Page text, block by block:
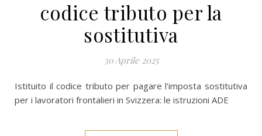
codice tributo per la
sostitutiva
30 Aprile 2025
Istituito il codice tributo per pagare l'imposta sostitutiva
per i lavoratori frontalieri in Svizzera: le istruzioni ADE